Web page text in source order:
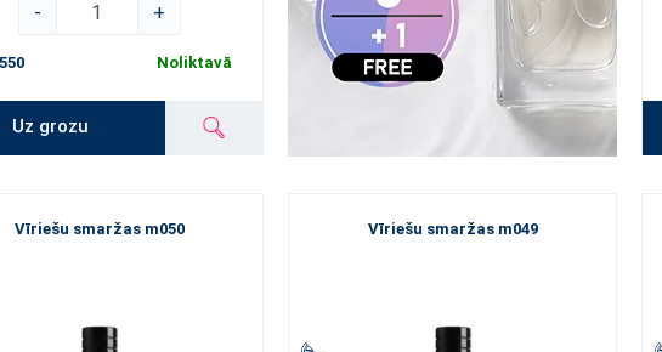
-
+
Noliktavā
Uz grozu
Vīriešu smaržas m050 Vīriešu smaržas m049